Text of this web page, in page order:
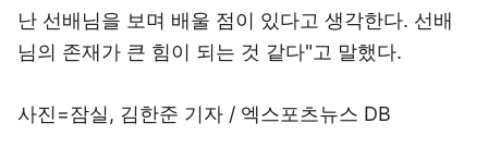
난 선배님을 보며 배울 점이 있다고 생각한다. 선배
님의 존재가 큰 힘이 되는 것 같다"고 말했다.
사진=잠실, 김한준 기자 / 엑스포츠뉴스 DB